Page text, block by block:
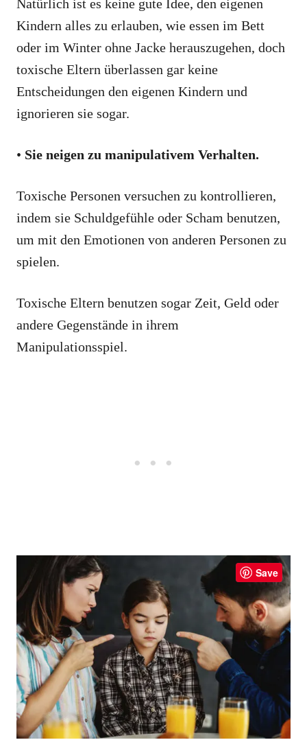
Natürlich ist es keine gute Idee, den eigenen
Kindern alles zu erlauben, wie essen im Bett
oder im Winter ohne Jacke herauszugehen, doch
toxische Eltern überlassen gar keine
Entscheidungen den eigenen Kindern und
ignorieren sie sogar.
• Sie neigen zu manipulativem Verhalten.
Toxische Personen versuchen zu kontrollieren,
indem sie Schuldgefühle oder Scham benutzen,
um mit den Emotionen von anderen Personen zu
spielen.
Toxische Eltern benutzen sogar Zeit, Geld oder
andere Gegenstände in ihrem
Manipulationsspiel.
Save